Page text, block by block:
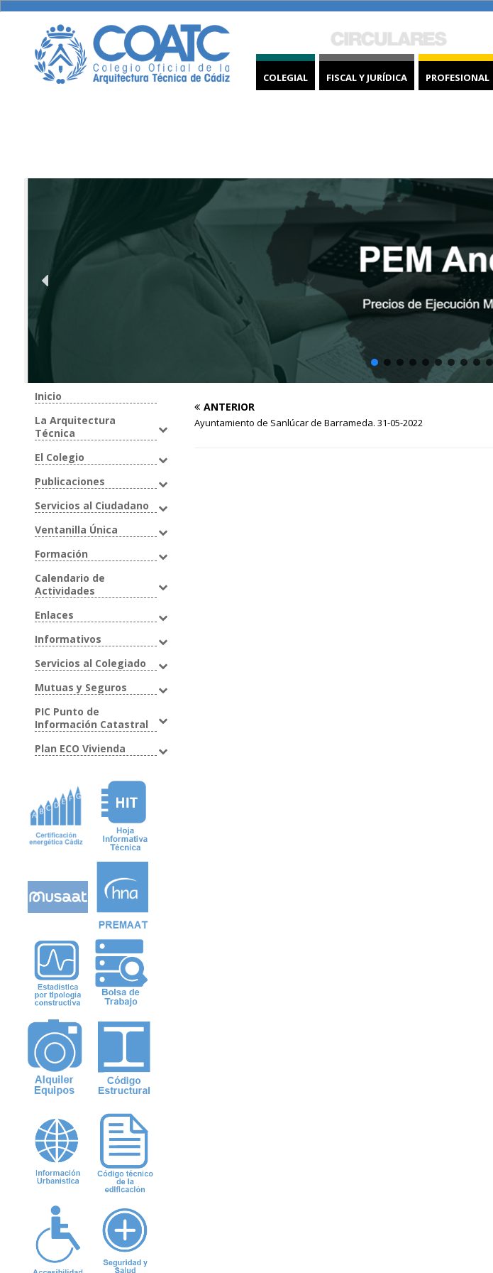
COLEGIAL FISCAL Y JURÍDICA PROFESIONAL
ANTERIOR
Ayuntamiento de Sanlúcar de Barrameda. 31-05-2022
Inicio
La Arquitectura
Técnica
El Colegio
Publicaciones
Servicios al Ciudadano
Ventanilla Única
Formación
Calendario de
Actividades
Enlaces
Informativos
Servicios al Colegiado
Mutuas y Seguros
PIC Punto de
Información Catastral
Plan ECO Vivienda